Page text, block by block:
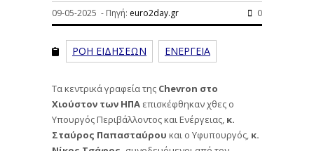
09-05-2025 - Πηγή: euro2day.gr 0
ΡΟΗ ΕΙΔΗΣΕΩΝ ΕΝΕΡΓΕΙΑ
Τα κεντρικά γραφεία της Chevron στο
Χιούστον των ΗΠΑ επισκέφθηκαν χθες ο
Υπουργός Περιβάλλοντος και Ενέργειας, κ.
Σταύρος Παπασταύρου και ο Υφυπουργός, κ.